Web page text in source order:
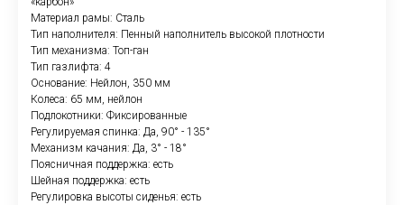
Материал рамы: Сталь
Тип наполнителя: Пенный наполнитель высокой плотности
Тип механизма: Топ-ган
Тип газлифта: 4
Основание: Нейлон, 350 мм
Колеса: 65 мм, нейлон
Подлокотники: Фиксированные
Регулируемая спинка: Да, 90° - 135°
Механизм качания: Да, 3° - 18°
Поясничная поддержка: есть
Шейная поддержка: есть
Регулировка высоты сиденья: есть